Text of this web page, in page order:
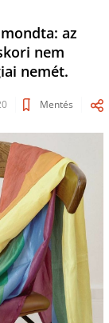
az
nem
nemét.
Mentés